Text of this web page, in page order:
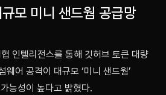
모 미니 샌드웜 공급망
인텔리전스를 통해 깃허브 토큰 대량
웨어 공격이 대규모 ‘미니 샌드웜’
능성이 높다고 밝혔다.